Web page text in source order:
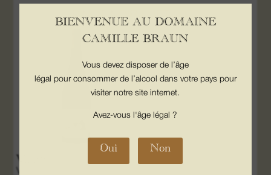
PINOT NOIR LUFT 2022
Variété
Vin Rouge
BIENVENUE AU DOMAINE
CAMILLE BRAUN
Vous devez disposer de l’âge
légal pour consommer de l’alcool dans votre pays pour
visiter notre site internet.
Avez-vous l'âge légal ?
Oui Non